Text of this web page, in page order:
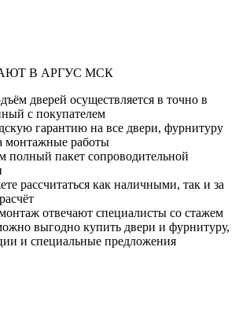
В АРГУС МСК
дверей осуществляется в точно в
с покупателем
гарантию на все двери, фурнитуру
монтажные работы
полный пакет сопроводительной
рассчитаться как наличными, так и за
отвечают специалисты со стажем
выгодно купить двери и фурнитуру,
и специальные предложения